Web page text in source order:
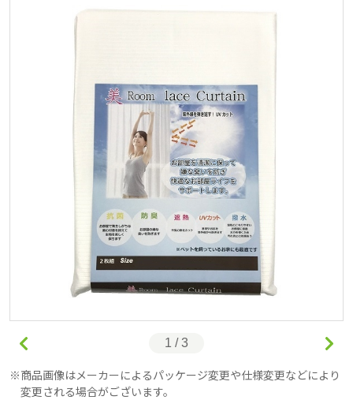
1 / 3
商品画像はメーカーによるパッケージ変更や仕様変更などにより
変更される場合がございます。